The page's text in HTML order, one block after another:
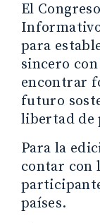
El
para
sincero
encontrar
futuro
libertad de
Para la
contar con
países.